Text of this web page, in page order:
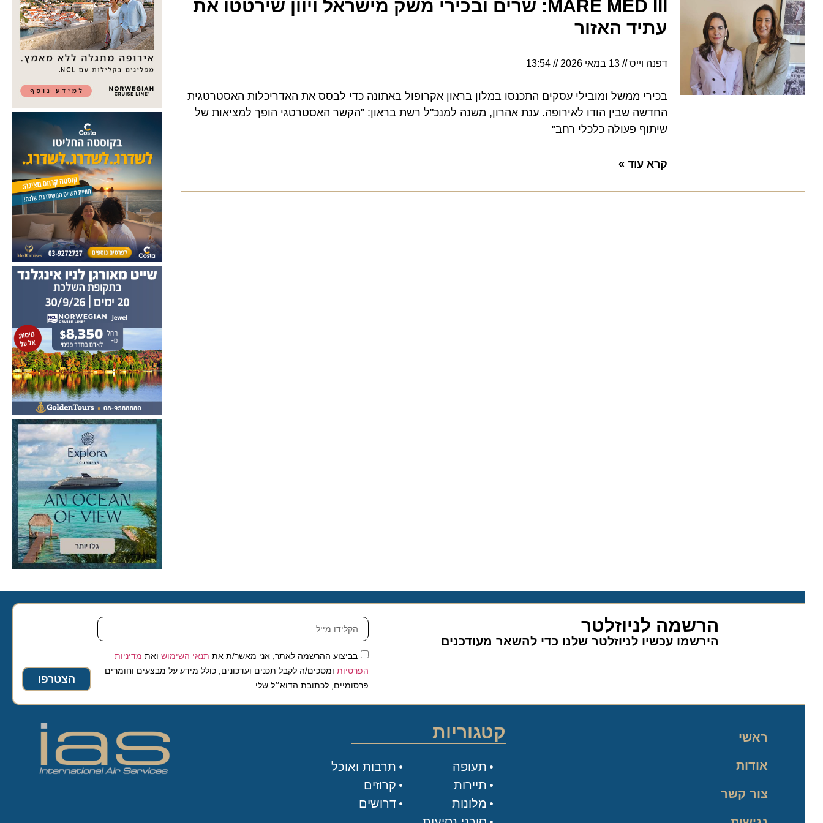
MARE MED III: שרים ובכירי משק מישראל ויוון שירטטו את
עתיד האזור
דפנה וייס 13 במאי 2026 13:54
בכירי ממשל ומובילי עסקים התכנסו במלון בראון אקרופול באתונה כדי לבסס את האדריכלות האסטרטגית
החדשה שבין הודו לאירופה. ענת אהרון, משנה למנכ"ל רשת בראון: "הקשר האסטרטגי הופך למציאות של
שיתוף פעולה כלכלי רחב"
קרא עוד »
הרשמה לניוזלטר
הירשמו עכשיו לניוזלטר שלנו כדי להשאר מעודכנים
בביצוע ההרשמה לאתר, אני מאשר/ת אתתנאי השימושואת מדיניות
הפרטיותומסכים/ה לקבל תכנים ועדכונים, כולל מידע על מבצעים וחומרים
פרסומיים, לכתובת הדוא״ל שלי.
הצטרפו
ראשי
אודות
צור קשר
קטגוריות
תעופה
תיירות
מלונות
תרבות ואוכל
קרוזים
דרושים